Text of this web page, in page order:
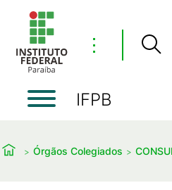
⋮
IFPB
Órgãos Colegiados